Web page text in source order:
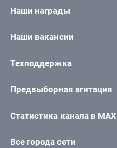
Наши награды
Наши вакансии
Техподдержка
Предвыборная агитация
Статистика канала в MAX
Все города сети